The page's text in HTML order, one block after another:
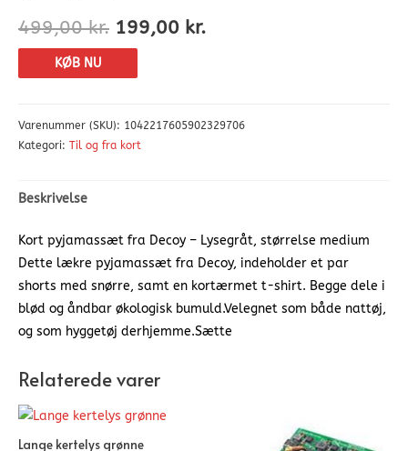
499,00kr. 199,00 kr.
KØB NU
Varenummer (SKU): 1042217605902329706
Kategori: Til og fra kort
Beskrivelse
Kort pyjamassæt fra Decoy – Lysegråt, størrelse medium
Dette lækre pyjamassæt fra Decoy, indeholder et par
shorts med snørre, samt en kortærmet t-shirt. Begge dele i
blød og åndbar økologisk bumuld.Velegnet som både nattøj,
og som hyggetøj derhjemme.Sætte
Relaterede varer
Lange kertelys grønne